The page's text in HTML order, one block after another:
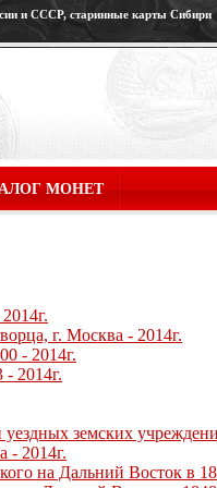
и СССР, старинные карты Сибири
МОНЕТ
г. Москва - 2014г.
- 2014г.
2014г.
земских
- 2014г.
на Дальний Восток в